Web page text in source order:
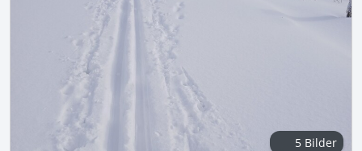
5 Bilder